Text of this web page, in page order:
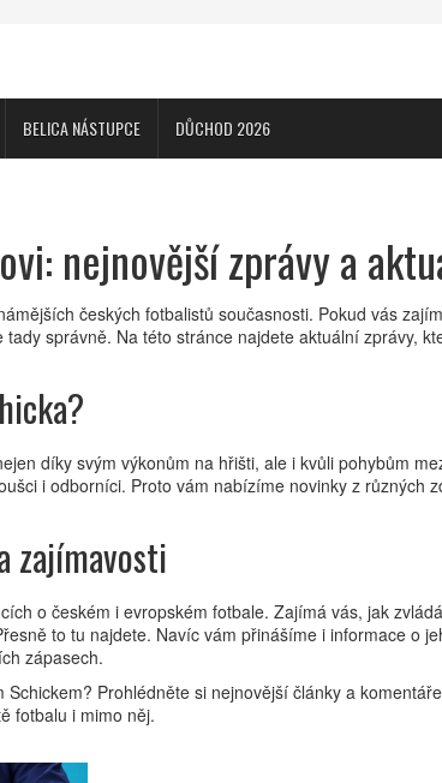
BELICA NÁSTUPCE DŮCHOD 2026
nejnovější zprávy a
českých fotbalistů současnosti. Pokud vás
správně. Na této stránce najdete aktuální zprávy,
díky svým výkonům na hřišti, ale i kvůli pohybům
i odborníci. Proto vám nabízíme novinky z různých
zajímavosti
o českém i evropském fotbale. Zajímá vás, jak
to tu najdete. Navíc vám přinášíme i informace o
zápasech.
Prohlédněte si nejnovější články a
fotbalu i mimo něj.